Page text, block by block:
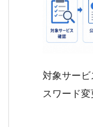
対象サー
スワード変